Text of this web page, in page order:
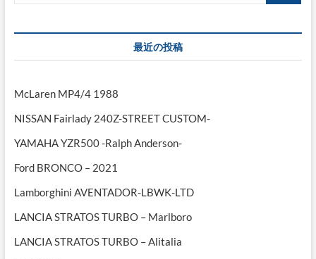
最近の投稿
McLaren MP4/4 1988
NISSAN Fairlady 240Z-STREET CUSTOM-
YAMAHA YZR500 -Ralph Anderson-
Ford BRONCO – 2021
Lamborghini AVENTADOR-LBWK-LTD
LANCIA STRATOS TURBO – Marlboro
LANCIA STRATOS TURBO – Alitalia